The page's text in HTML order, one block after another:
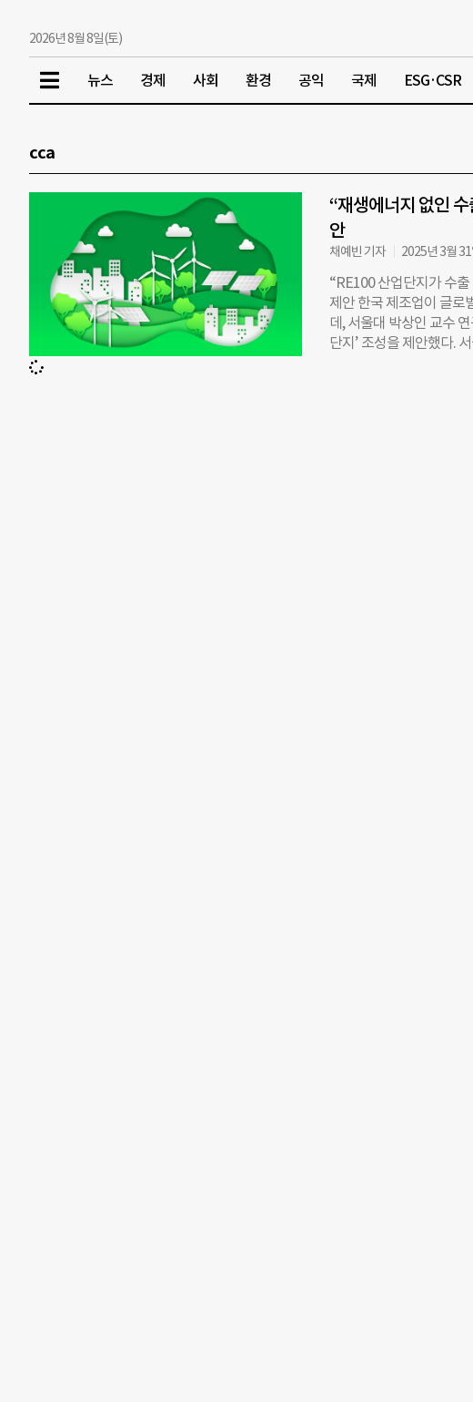
2026년 8월 8일(토)
뉴스 경제 사회 환경 공익 국제 ESG·CSR
cca
“재생에너지 없인
안
채예빈 기자 2025년 3월
“RE100 산업단지가 수
제안 한국 제조업이 글로
데, 서울대 박상인 교수
단지’ 조성을 제안했다.